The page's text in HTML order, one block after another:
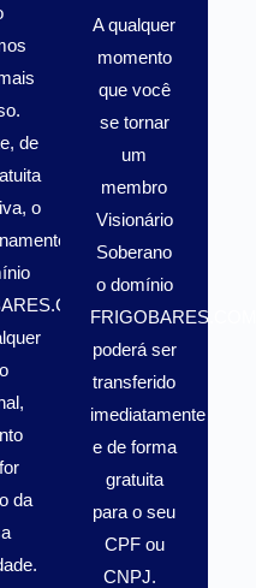
de
o
da
A qualquer
momento
que você
se tornar
um
membro
Visionário
Soberano
o domínio
poderá ser
transferido
imediatamente
e de forma
gratuita
para o seu
CPF ou
CNPJ.